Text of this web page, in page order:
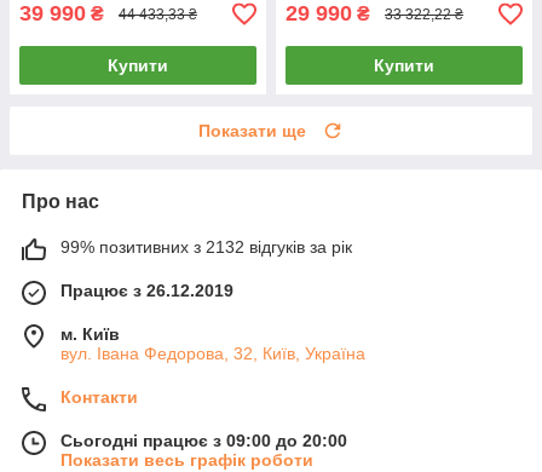
39 990 ₴ 44 433,33 ₴
Купити
29 990 ₴ 33 322,22 ₴
Купити
Показати ще
Про нас
99% позитивних з 2132 відгуків за рік
Працює з 26.12.2019
м. Київ
вул. Івана Федорова, 32, Київ, Україна
Контакти
Сьогодні працює з 09:00 до 20:00
Показати весь графік роботи